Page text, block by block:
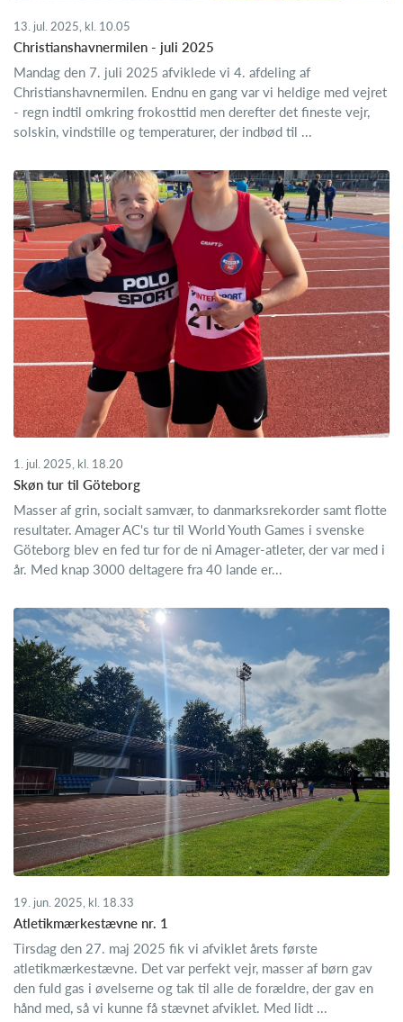
13. jul. 2025, kl. 10.05
Christianshavnermilen - juli 2025
Mandag den 7. juli 2025 afviklede vi 4. afdeling af
Christianshavnermilen. Endnu en gang var vi heldige med vejret
- regn indtil omkring frokosttid men derefter det fineste vejr,
solskin, vindstille og temperaturer, der indbød til ...
1. jul. 2025, kl. 18.20
Skøn tur til Göteborg
Masser af grin, socialt samvær, to danmarksrekorder samt flotte
resultater. Amager AC's tur til World Youth Games i svenske
Göteborg blev en fed tur for de ni Amager-atleter, der var med i
år. Med knap 3000 deltagere fra 40 lande er...
19. jun. 2025, kl. 18.33
Atletikmærkestævne nr. 1
Tirsdag den 27. maj 2025 fik vi afviklet årets første
atletikmærkestævne. Det var perfekt vejr, masser af børn gav
den fuld gas i øvelserne og tak til alle de forældre, der gav en
hånd med, så vi kunne få stævnet afviklet. Med lidt ...